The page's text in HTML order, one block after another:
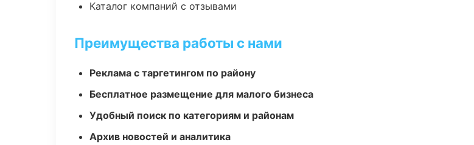
Каталог компаний с отзывами
Преимущества работы с нами
Реклама с таргетингом по району
Бесплатное размещение для малого бизнеса
Удобный поиск по категориям и районам
Архив новостей и аналитика